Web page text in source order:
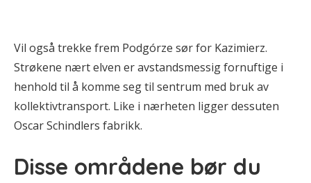
Vil også trekke frem Podgórze sør for Kazimierz.
Strøkene nært elven er avstandsmessig fornuftige i
henhold til å komme seg til sentrum med bruk av
kollektivtransport. Like i nærheten ligger dessuten
Oscar Schindlers fabrikk.
Disse områdene bør du